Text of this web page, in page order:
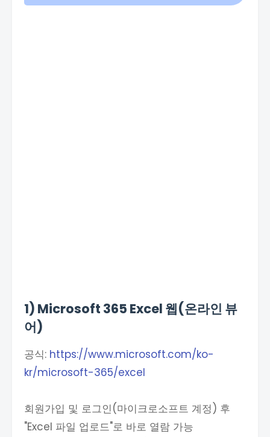
1) Microsoft 365 Excel 웹(온라인 뷰
어)
공식: https://www.microsoft.com/ko-
kr/microsoft-365/excel
회원가입 및 로그인(마이크로소프트 계정) 후
"Excel 파일 업로드"로 바로 열람 가능